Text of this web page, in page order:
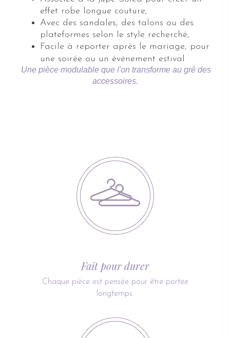
effet robe longue couture,
Avec des sandales, des talons ou des
plateformes selon le style recherché,
Facile à reporter après le mariage, pour
une soirée ou un événement estival
Une pièce modulable que l'on transforme au gré des
accessoires.
Fait pour durer
Chaque pièce est pensée pour être portée
longtemps.